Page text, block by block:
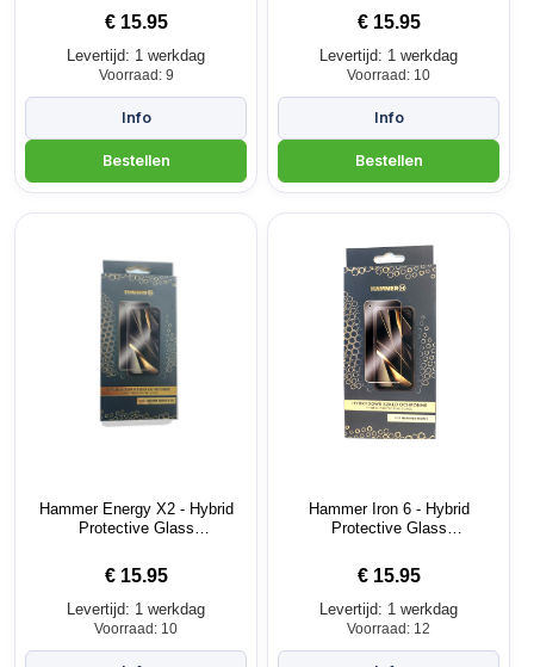
€ 15.95
Levertijd: 1 werkdag
Voorraad: 9
€ 15.95
Levertijd: 1 werkdag
Voorraad: 10
Hammer Energy X2 - Hybrid
Protective Glass
€ 15.95
Levertijd: 1 werkdag
Voorraad: 10
Hammer Iron 6 - Hybrid
Protective Glass
€ 15.95
Levertijd: 1 werkdag
Voorraad: 12